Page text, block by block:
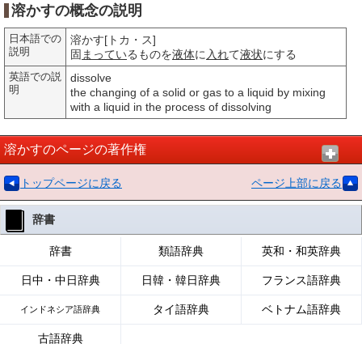
溶かすの概念の説明
日本語での
説明
溶かす[トカ・ス]
固 まっているものを液体に 入れて液状にする
英語での説
明
dissolve
the changing of a solid or gas to a liquid by mixing
with a liquid in the process of dissolving
溶かすのページの著作権
トップページに戻る ページ上部に戻る
辞書
辞書 類語辞典 英和・和英辞典
日中・中日辞典 日韓・韓日辞典 フランス語辞典
インドネシア語辞典 タイ語辞典 ベトナム語辞典
古語辞典